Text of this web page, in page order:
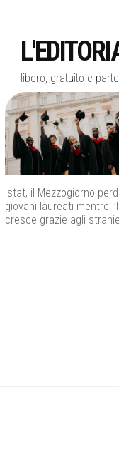
libero, gratuito e
Istat, il Mezzogiorno
giovani laureati mentre
cresce grazie agli